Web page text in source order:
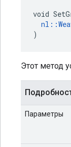
void
)
Этот метод
Параметры